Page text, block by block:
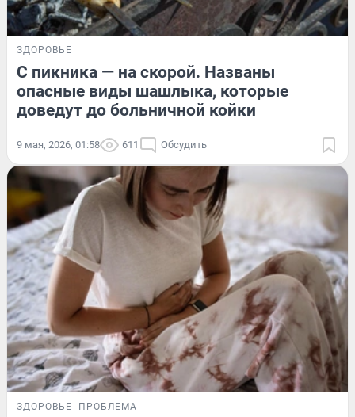
ЗДОРОВЬЕ
С пикника — на скорой. Названы
опасные виды шашлыка, которые
доведут до больничной койки
9 мая, 2026, 01:58 611 Обсудить
ЗДОРОВЬЕ ПРОБЛЕМА